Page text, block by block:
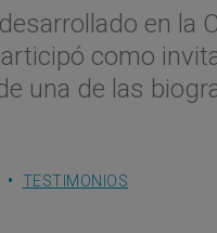
en la
como
una de las
TESTIMONIOS